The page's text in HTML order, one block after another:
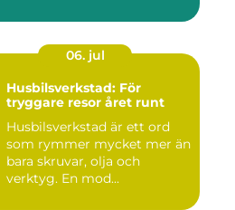
06. jul
Husbilsverkstad: För
tryggare resor året runt
Husbilsverkstad är ett ord
som rymmer mycket mer än
bara skruvar, olja och
verktyg. En mod...